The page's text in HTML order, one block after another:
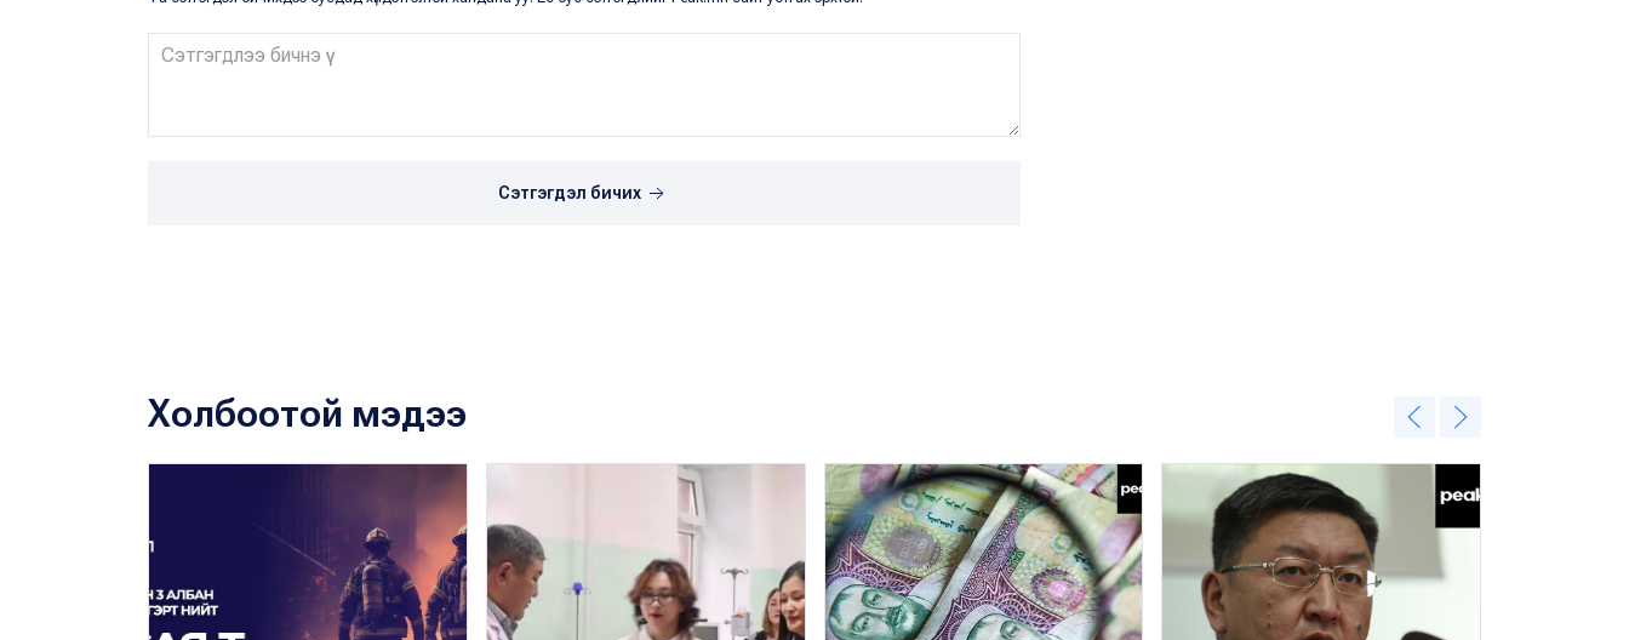
Сэтгэгдэл бичих
Холбоотой мэдээ